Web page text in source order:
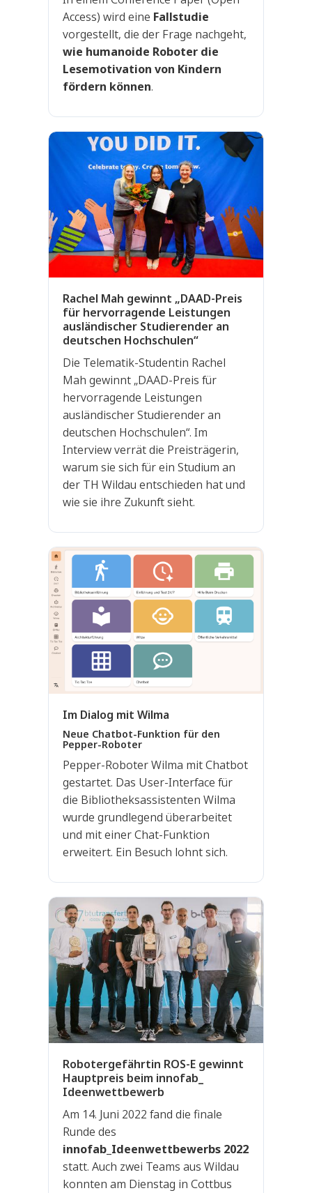
Access) wird eine Fallstudie
vorgestellt, die der Frage nachgeht,
wie humanoide Roboter die
Lesemotivation von Kindern
fördern können.
Rachel Mah gewinnt „DAAD-Preis
für hervorragende Leistungen
ausländischer Studierender an
deutschen Hochschulen“
Die Telematik-Studentin Rachel
Mah gewinnt „DAAD-Preis für
hervorragende Leistungen
ausländischer Studierender an
deutschen Hochschulen“. Im
Interview verrät die Preisträgerin,
warum sie sich für ein Studium an
der TH Wildau entschieden hat und
wie sie ihre Zukunft sieht.
Im Dialog mit Wilma
Neue Chatbot-Funktion für den
Pepper-Roboter
Pepper-Roboter Wilma mit Chatbot
gestartet. Das User-Interface für
die Bibliotheksassistenten Wilma
wurde grundlegend überarbeitet
und mit einer Chat-Funktion
erweitert. Ein Besuch lohnt sich.
Robotergefährtin ROS-E gewinnt
Hauptpreis beim innofab_
Ideenwettbewerb
Am 14. Juni 2022 fand die finale
Runde des
innofab_Ideenwettbewerbs 2022
statt. Auch zwei Teams aus Wildau
konnten am Dienstag in Cottbus